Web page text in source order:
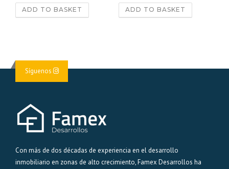
ADD TO BASKET ADD TO BASKET
Síguenos
Con más de dos décadas de experiencia en el desarrollo
inmobiliario en zonas de alto crecimiento, Famex Desarrollos ha